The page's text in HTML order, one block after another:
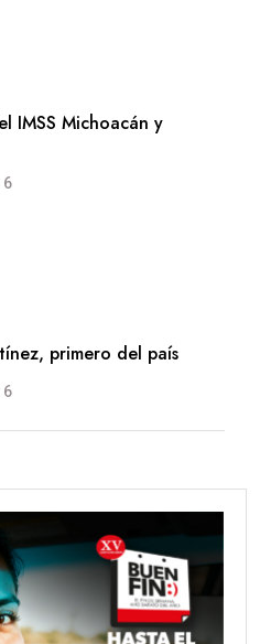
IMSS Michoacán y
6
primero del país
6